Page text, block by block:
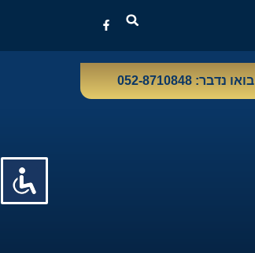
בואו נדבר: 052-8710848